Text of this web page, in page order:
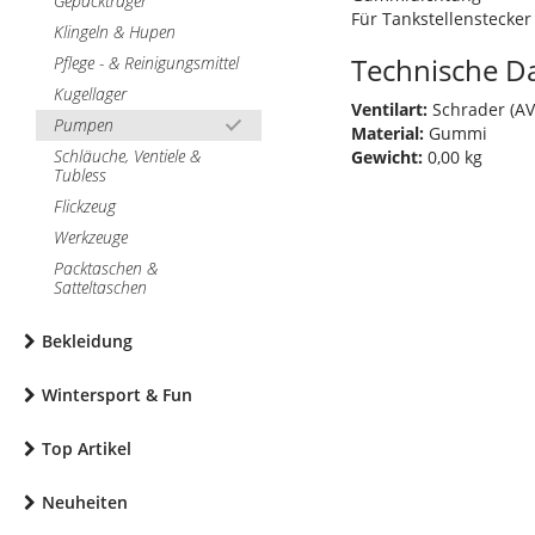
Klingeln & Hupen
Pflege - & Reinigungsmittel
Kugellager
Pumpen
Schläuche, Ventiele &
Tubless
Flickzeug
Werkzeuge
Packtaschen &
Satteltaschen
Bekleidung
Wintersport & Fun
Top Artikel
Neuheiten
Für Tankstellenstecker
Technische
Ventilart: Schrader
Material: Gummi
Gewicht: 0,00 kg